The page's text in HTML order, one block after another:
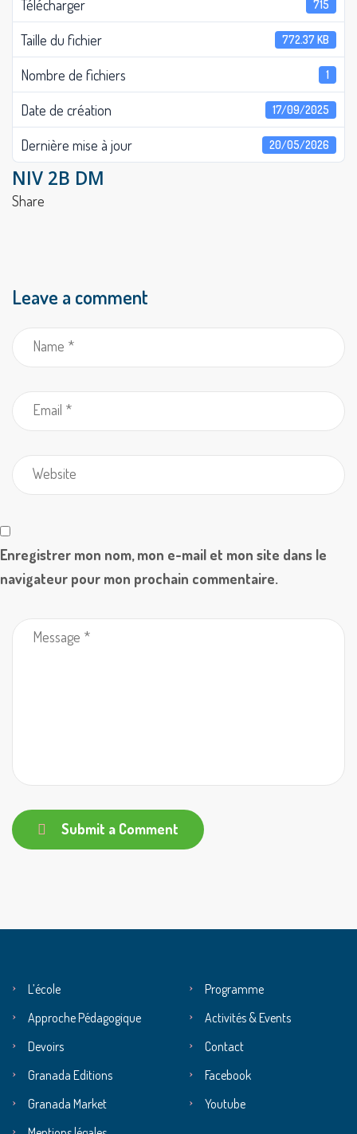
Télécharger 715
Taille du fichier 772.37 KB
Nombre de fichiers 1
Date de création 17/09/2025
Dernière mise à jour 20/05/2026
NIV 2B DM
Share
Leave a comment
Enregistrer mon nom, mon e-mail et mon site dans le
navigateur pour mon prochain commentaire.
Submit a Comment
L’école
Programme
Approche Pédagogique
Activités & Events
Devoirs
Contact
Granada Editions
Facebook
Granada Market
Youtube